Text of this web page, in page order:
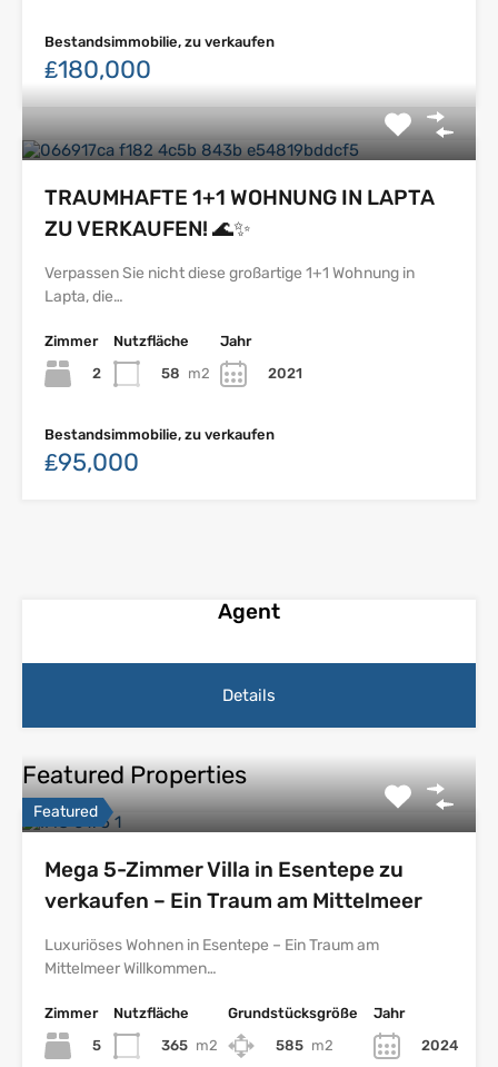
Bestandsimmobilie, zu verkaufen
₤180,000
TRAUMHAFTE 1+1 WOHNUNG IN LAPTA
ZU VERKAUFEN! 🌊✨
Verpassen Sie nicht diese großartige 1+1 Wohnung in
Lapta, die…
Zimmer
2
Nutzfläche
58 m2
Jahr
2021
Bestandsimmobilie, zu verkaufen
₤95,000
Agent
Details
Featured Properties
Featured
Mega 5-Zimmer Villa in Esentepe zu
verkaufen – Ein Traum am Mittelmeer
Luxuriöses Wohnen in Esentepe – Ein Traum am
Mittelmeer Willkommen…
Zimmer
5
Nutzfläche
365 m2
Grundstücksgröße
585 m2
Jahr
2024